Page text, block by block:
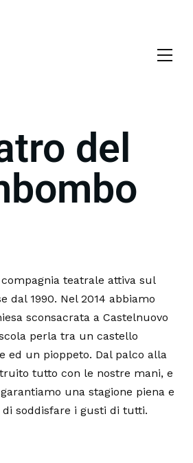
del
teatrale attiva sul
dal 1990. Nel 2014 abbiamo
sconsacrata a Castelnuovo
perla tra un castello
ed un pioppeto. Dal palco alla
tutto con le nostre mani, e
una stagione piena e
di soddisfare i gusti di tutti.